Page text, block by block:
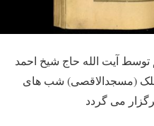
آیت الله حاج شیخ احمد
(مسجدالاقصی) شب های
می گردد